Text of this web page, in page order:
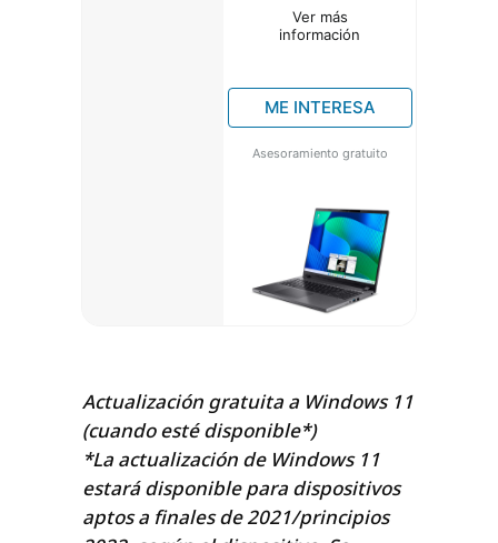
Ver más
información
ME INTERESA
Asesoramiento gratuito
Actualización gratuita a Windows 11
(cuando esté disponible*)
*La actualización de Windows 11
estará disponible para dispositivos
aptos a finales de 2021/principios